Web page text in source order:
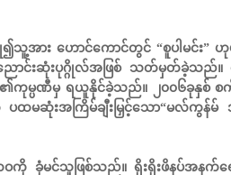
အား ဟောင်ကောင်တွင် “စူပါမင်း” ဟု
ောင်းဆုံးပုဂ္ဂိုလ်အဖြစ် သတ်မှတ်ခဲ့သည်။
မ္ပဏီမှ ရယူနိုင်ခဲ့သည်။ ၂၀၀၆ခုနှစ်
ပထမဆုံးအကြိမ်ချီးမြှင့်သော“မလ်ကွ
ခုံမင်သူဖြစ်သည်။ ရိုးရိုးဖိနပ်အနက်ရ